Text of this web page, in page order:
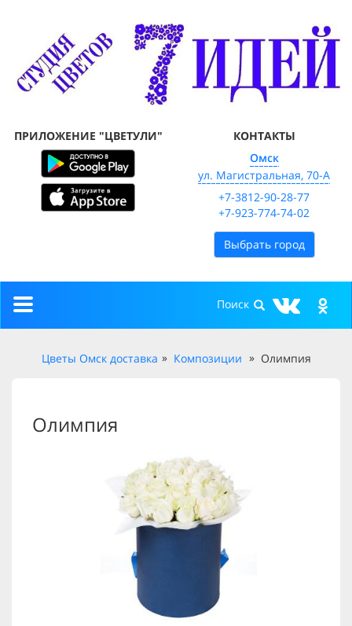
ПРИЛОЖЕНИЕ "ЦВЕТУЛИ"
КОНТАКТЫ
Омск
ул. Магистральная, 70-А
+7-3812-90-28-77
+7-923-774-74-02
Выбрать город
Toggle
Цветы Омск доставка Композиции Олимпия
Олимпия